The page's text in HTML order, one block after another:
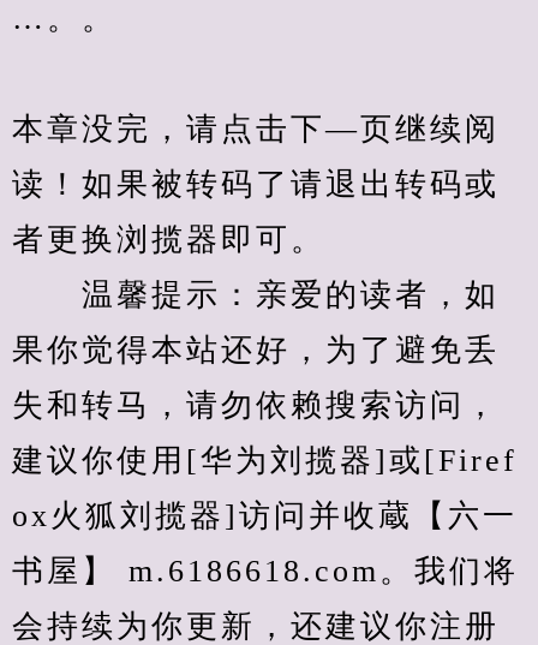
…。。
本章没完，请点击下—页继续阅
读！如果被转码了请退出转码或
者更换浏揽器即可。
温馨提示：亲爱的读者，如
果你觉得本站还好，为了避免丢
失和转马，请勿依赖搜索访问，
建议你使用[华为刘揽器]或[Firef
ox火狐刘揽器]访问并收蔵【六一
书屋】 m.6186618.com。我们将
会持续为你更新，还建议你注册